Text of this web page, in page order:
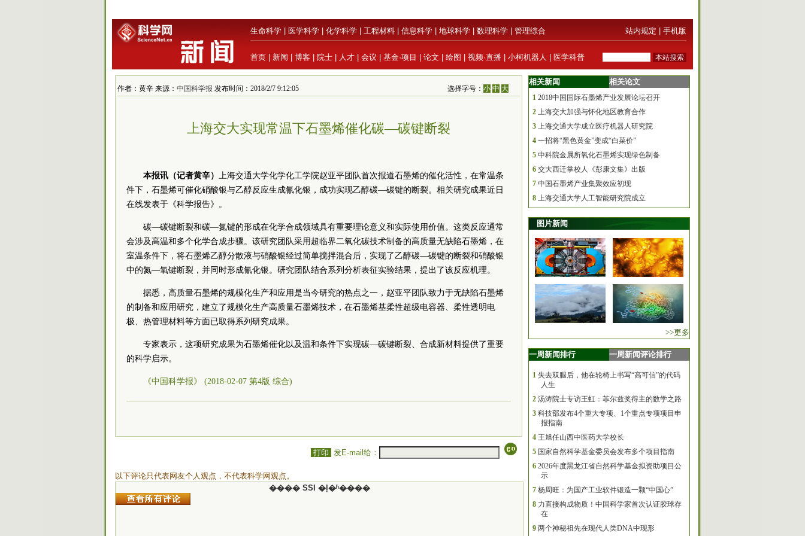
生命科学 医学科学 化学科学 工程材料 信息科学 地球科学 数理科学 管理综合 站内规定 手机版
首页 新闻 博客 院士 人才 会议 基金·项目 论文 绘图 视频·直播 小柯机器人 医学科普
作者：黄辛 来源： 中国科学报 发布时间：2018/2/7 9:12:05 选择字号：小 中 大
上海交大实现常温下石墨烯催化碳—碳键断裂
本报讯（记者黄辛） 上海交通大学化学化工学院赵亚平团队首次报道石墨烯的催化活性，在常温条
件下，石墨烯可催化硝酸银与乙醇反应生成氰化银，成功实现乙醇碳—碳键的断裂。相关研究成果近日
在线发表于《科学报告》。
碳—碳键断裂和碳—氮键的形成在化学合成领域具有重要理论意义和实际使用价值。这类反应通常
会涉及高温和多个化学合成步骤。该研究团队采用超临界二氧化碳技术制备的高质量无缺陷石墨烯，在
室温条件下，将石墨烯乙醇分散液与硝酸银经过简单搅拌混合后，实现了乙醇碳—碳键的断裂和硝酸银
中的氮—氧键断裂，并同时形成氰化银。研究团队结合系列分析表征实验结果，提出了该反应机理。
据悉，高质量石墨烯的规模化生产和应用是当今研究的热点之一，赵亚平团队致力于无缺陷石墨烯
的制备和应用研究，建立了规模化生产高质量石墨烯技术，在石墨烯基柔性超级电容器、柔性透明电
极、热管理材料等方面已取得系列研究成果。
专家表示，这项研究成果为石墨烯催化以及温和条件下实现碳—碳键断裂、合成新材料提供了重要
的科学启示。
《中国科学报》 (2018-02-07 第4版 综合)
打印 发E-mail给：
以下评论只代表网友个人观点，不代表科学网观点。
���� SSI �ļ�ʱ����
相关新闻 相关论文
1 2018中国国际石墨烯产业发展论坛召开
2 上海交大加强与怀化地区教育合作
3 上海交通大学成立医疗机器人研究院
4 一招将“黑色黄金”变成“白菜价”
5 中科院金属所氧化石墨烯实现绿色制备
6 交大西迁掌校人《彭康文集》出版
7 中国石墨烯产业集聚效应初现
8 上海交通大学人工智能研究院成立
图片新闻
>>更多
一周新闻排行 一周新闻评论排行
1 失去双腿后，他在轮椅上书写“高可信”的代码
人生
2 汤涛院士专访王虹：菲尔兹奖得主的数学之路
3 科技部发布4个重大专项、1个重点专项项目申
报指南
4 王旭任山西中医药大学校长
5 国家自然科学基金委员会发布多个项目指南
6 2026年度黑龙江省自然科学基金拟资助项目公
示
7 杨周旺：为国产工业软件锻造一颗“中国心”
8 力直接构成物质！中国科学家首次认证胶球存
在
9 两个神秘祖先在现代人类DNA中现形